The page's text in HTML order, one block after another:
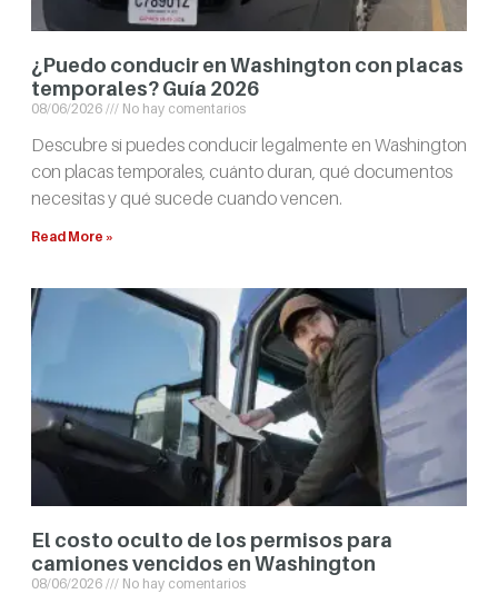
¿Puedo conducir en Washington con placas
temporales? Guía 2026
08/06/2026 No hay comentarios
Descubre si puedes conducir legalmente en Washington
con placas temporales, cuánto duran, qué documentos
necesitas y qué sucede cuando vencen.
Read More »
El costo oculto de los permisos para
camiones vencidos en Washington
08/06/2026 No hay comentarios